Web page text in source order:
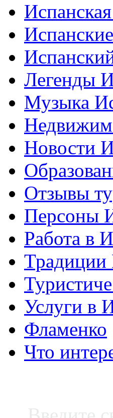
Легенды
Музыка
Новости
Отзывы
Персоны
Работа в
Традиции
Услуги в
Фламенко
Что